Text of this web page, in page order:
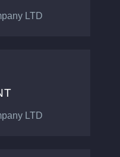
LTD
LTD